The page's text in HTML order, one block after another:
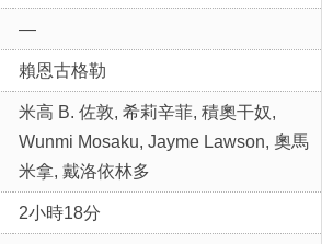
—
賴恩古格勒
米高 B. 佐敦, 希莉辛菲, 積奧干奴,
Wunmi Mosaku, Jayme Lawson, 奧馬
米拿, 戴洛依林多
2小時18分